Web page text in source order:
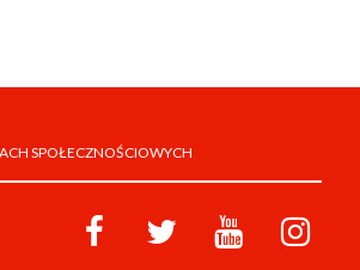
SPOŁECZNOŚCIOWYCH